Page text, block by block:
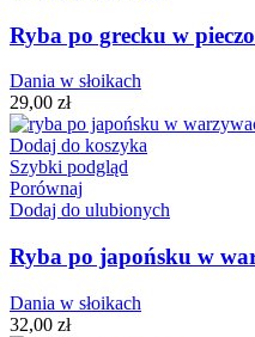
Ryba po grecku w
Dania w słoikach
29,00 zł
Dodaj do koszyka
Szybki podgląd
Porównaj
Dodaj do ulubionych
Ryba po japońsku w
Dania w słoikach
32,00 zł